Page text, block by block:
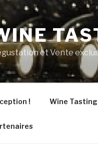
et Vente
! Wine